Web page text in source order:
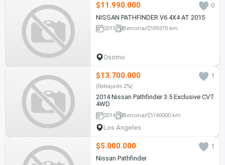
$11.990.000
0
NISSAN PATHFINDER V6 4X4 AT 2015
2015 Bencina 99370 km
Osorno
$13.700.000 1
(Rebajado 2%)
2014 Nissan Pathfinder 3.5 Exclusive CVT
4WD
2014 Bencina 140000 km
Los Ángeles
$5.000.000
1
Nissan Pathfinder